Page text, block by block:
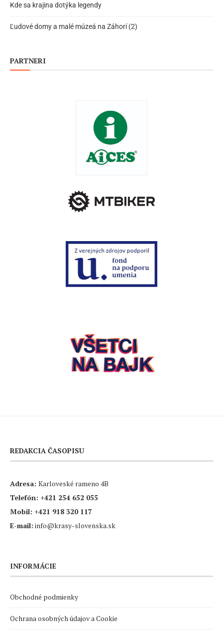
Kde sa krajina dotýka legendy
Ľudové domy a malé múzeá na Záhorí (2)
PARTNERI
REDAKCIA ČASOPISU
Adresa: Karloveské rameno 4B
Telefón: +421 254 652 055
Mobil: +421 918 320 117
E-mail: info@krasy-slovenska.sk
INFORMÁCIE
Obchodné podmienky
Ochrana osobných údajov a Cookie